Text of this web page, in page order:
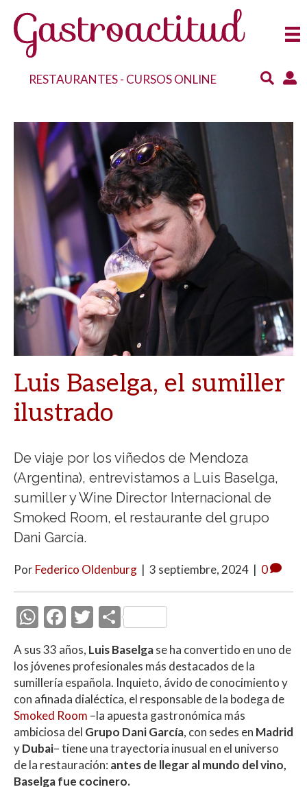
RESTAURANTES- CURSOS ONLINE
Luis Baselga, el sumiller
ilustrado
De viaje por los viñedos de Mendoza
(Argentina), entrevistamos a Luis Baselga,
sumiller y Wine Director Internacional de
Smoked Room, el restaurante del grupo
Dani García.
PorFederico Oldenburg | 3 septiembre, 2024 | 0
W
h
at
s
A
p
p
F
ac
e
b
o
o
k
T
w
itt
er
C
m
p
ar
ti
r
A sus 33 años, Luis Baselgase ha convertido en uno de
los jóvenes profesionales más destacados de la
sumillería española. Inquieto, ávido de conocimiento y
con afinada dialéctica, el responsable de la bodega de
Smoked Room –la apuesta gastronómica más
ambiciosa del Grupo Dani García, con sedes en Madrid
yDubai– tiene una trayectoria inusual en el universo
de la restauración: antes de llegar al mundo del vino,
Baselga fue cocinero.